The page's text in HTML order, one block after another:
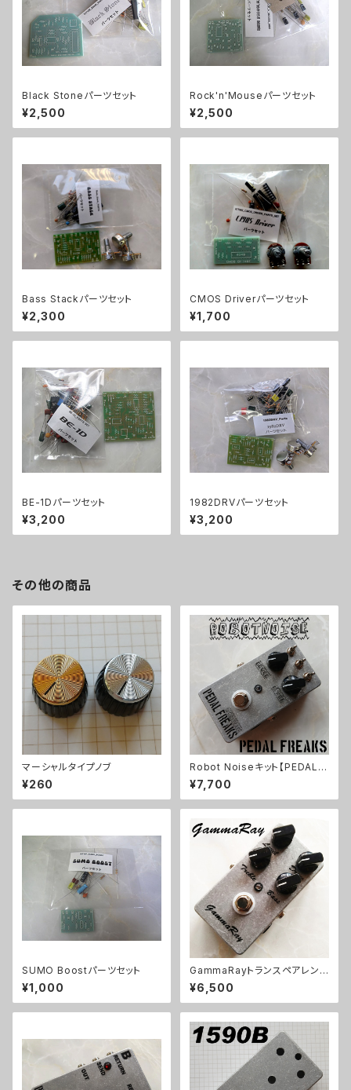
Black Stoneパーツセット
¥2,500
Rock'n'Mouseパーツセット
¥2,500
Bass Stackパーツセット
¥2,300
CMOS Driverパーツセット
¥1,700
BE-1Dパーツセット
¥3,200
1982DRVパーツセット
¥3,200
その他の商品
マーシャルタイプノブ
¥260
Robot Noiseキット【PEDAL F
REAKS】
¥7,700
SUMO Boostパーツセット
¥1,000
GammaRayトランスペアレント
系ODキット【BASIC KIT】
¥6,500